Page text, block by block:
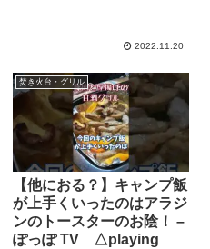
2022.11.20
焚き火台・グリル
【他におる？】キャンプ飯
が上手くいったのはアラジ
ンのトースターのお陰！ –
ぽっぽ TV △playing